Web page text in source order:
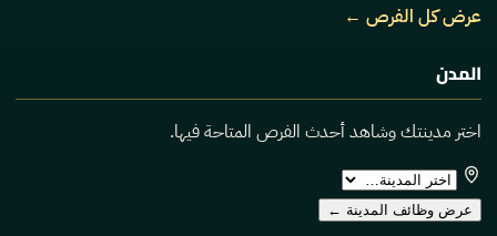
عرض كل الفرص ←
المدن
اختر مدينتك وشاهد أحدث الفرص المتاحة فيها.
اختر
المدينة
عرض وظائف المدينة ←